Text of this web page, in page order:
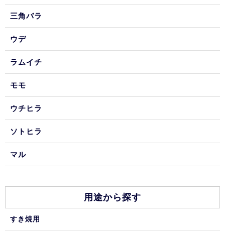
三角バラ
ウデ
ラムイチ
モモ
ウチヒラ
ソトヒラ
マル
用途から探す
すき焼用